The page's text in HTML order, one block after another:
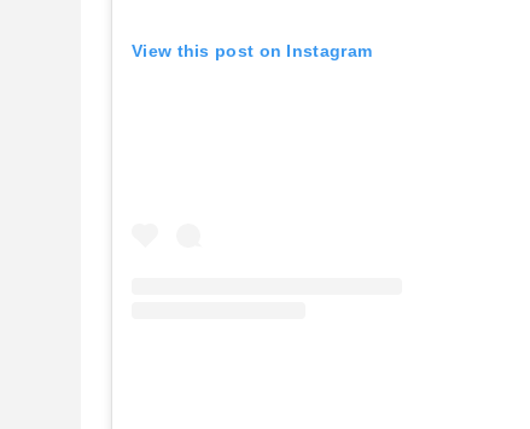
View this post on Instagram